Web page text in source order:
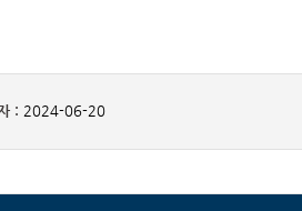
: 2024-06-20